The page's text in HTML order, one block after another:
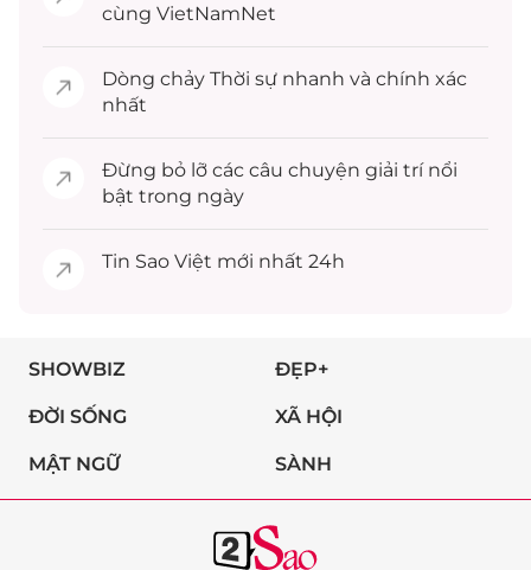
cùng VietNamNet
Dòng chảy Thời sự nhanh và chính xác
nhất
Đừng bỏ lỡ các câu chuyện giải trínổi
bật trong ngày
Tin Sao Việt mới nhất 24h
SHOWBIZ ĐẸP+
ĐỜI SỐNG XÃ HỘI
MẬT NGỮ SÀNH